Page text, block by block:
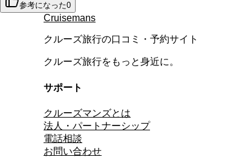
参考になった0
Cruisemans
クルーズ旅行の口コミ・予約サイト
クルーズ旅行をもっと身近に。
サポート
クルーズマンズとは
法人・パートナーシップ
電話相談
お問い合わせ